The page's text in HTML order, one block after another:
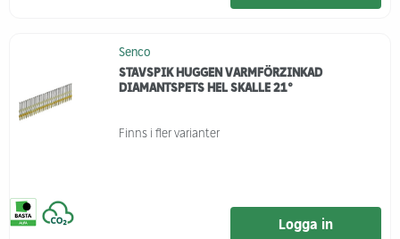
Senco
STAVSPIK HUGGEN VARMFÖRZINKAD
DIAMANTSPETS HEL SKALLE 21°
Finns i fler varianter
Logga in